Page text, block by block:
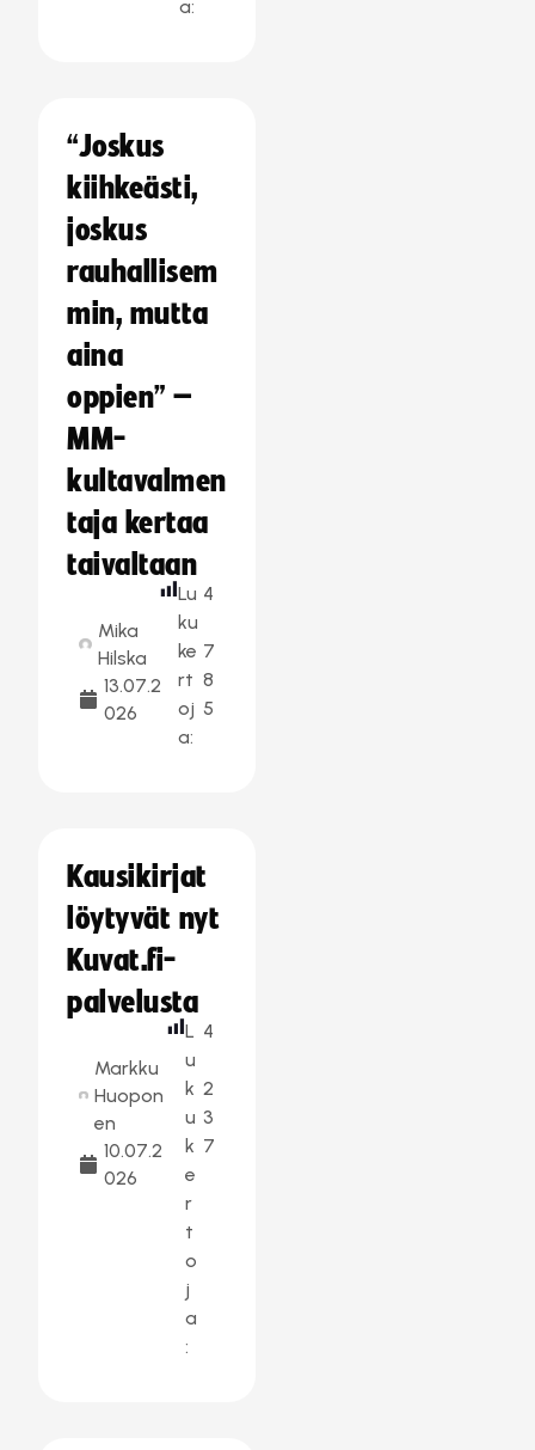
a:
“Joskus
kiihkeästi,
joskus
rauhallisem
min, mutta
aina
oppien” –
MM-
kultavalmen
taja kertaa
taivaltaan
Mika
Hilska
13.07.2
026
Lu
ku
ke
rt
oj
a:
4
7
8
5
Kausikirjat
löytyvät nyt
Kuvat.fi-
palvelusta
Markku
Huopon
en
10.07.2
026
L
u
k
u
k
e
r
t
o
j
a
:
4
2
3
7